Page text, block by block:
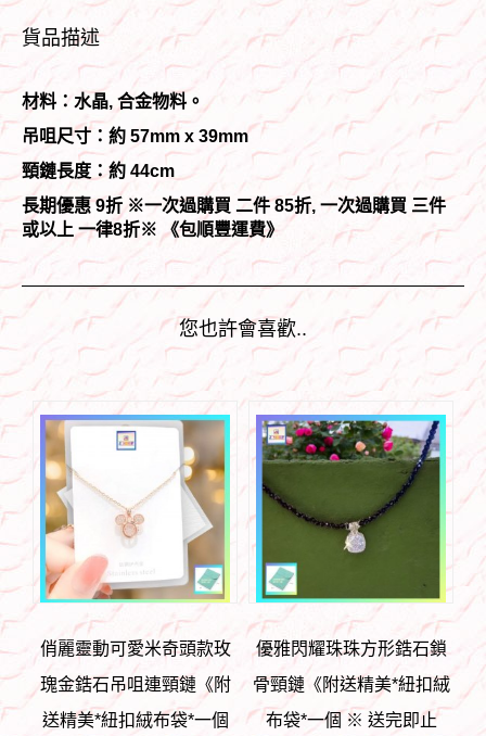
貨品描述
材料：水晶, 合金物料。
吊咀尺寸：約 57mm x 39mm
頸鏈長度：約 44cm
長期優惠 9折 ※一次過購買 二件 85折, 一次過購買 三件
或以上 一律8折※ 《包順豐運費》
您也許會喜歡..
俏麗靈動可愛米奇頭款玫
瑰金鋯石吊咀連頸鏈《附
送精美*紐扣絨布袋*一個
優雅閃耀珠珠方形鋯石鎖
骨頸鏈《附送精美*紐扣絨
布袋*一個 ※ 送完即止